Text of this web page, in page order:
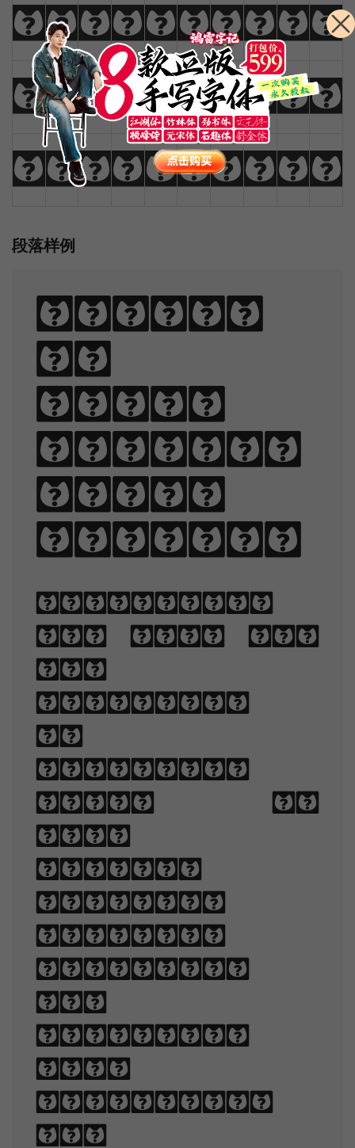
!@#$%^&*()
_+-={}|[]?
:;"'<>,./\
段落样例
Sphinx
of
black
quartz,
judge
my vow.
Typography
is the art
and
technique
of
arranging
type to
make
written
language
legible,
readable,
and
appealing
when
displayed.
The